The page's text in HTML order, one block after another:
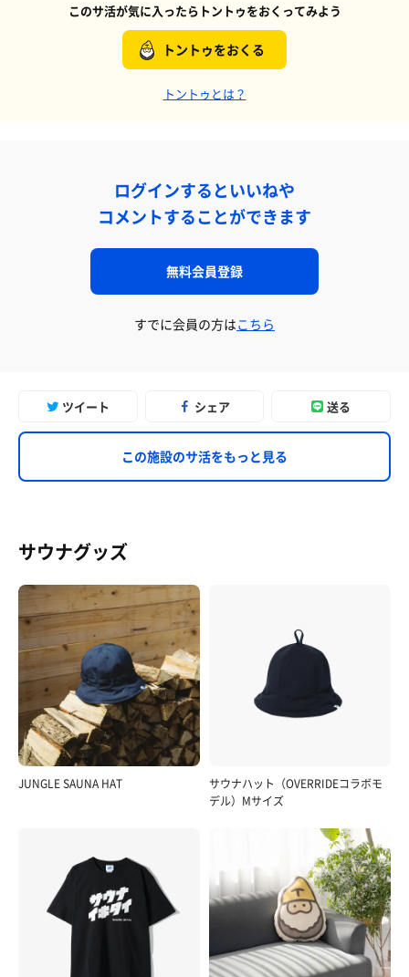
このサ活が気に入ったらトントゥをおくってみよう
トントゥをおくる
トントゥとは？
ログインするといいねや
コメントすることができます
無料会員登録
すでに会員の方はこちら
ツイート シェア 送る
この施設のサ活をもっと見る
サウナグッズ
JUNGLE SAUNA HAT
サウナハット（OVERRIDEコラボモ
デル）Mサイズ